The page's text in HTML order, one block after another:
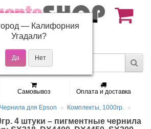
150-01-37
- 19:00
Самовывоз Оплата и доставка
Чернила для Epson Комплекты, 1000гр.
4 штуки – пигментные чернила
— Калифорния
Угадали?